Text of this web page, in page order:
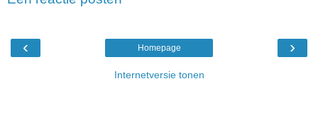
‹ ›
Homepage
Internetversie tonen